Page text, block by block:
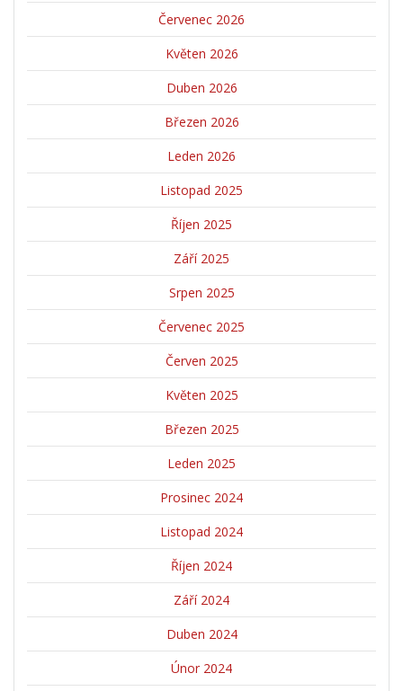
Červenec 2026
Květen 2026
Duben 2026
Březen 2026
Leden 2026
Listopad 2025
Říjen 2025
Září 2025
Srpen 2025
Červenec 2025
Červen 2025
Květen 2025
Březen 2025
Leden 2025
Prosinec 2024
Listopad 2024
Říjen 2024
Září 2024
Duben 2024
Únor 2024